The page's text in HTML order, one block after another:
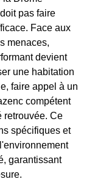
pas faire
Face aux
menaces,
devient
une habitation
faire appel à un
compétent
retrouvée. Ce
spécifiques et
garantissant